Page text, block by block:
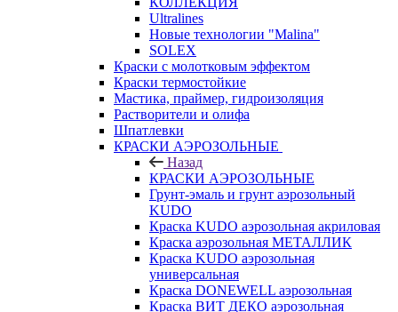
Ultralines
Новые технологии "Malina"
SOLEX
Краски с молотковым эффектом
Краски термостойкие
Мастика, праймер, гидроизоляция
Растворители и олифа
Шпатлевки
КРАСКИ АЭРОЗОЛЬНЫЕ
Назад
КРАСКИ АЭРОЗОЛЬНЫЕ
Грунт-эмаль и грунт аэрозольный
KUDO
Краска KUDO аэрозольная акриловая
Краска аэрозольная МЕТАЛЛИК
Краска KUDO аэрозольная
универсальная
Краска DONEWELL аэрозольная
Краска ВИТ ДЕКО аэрозольная